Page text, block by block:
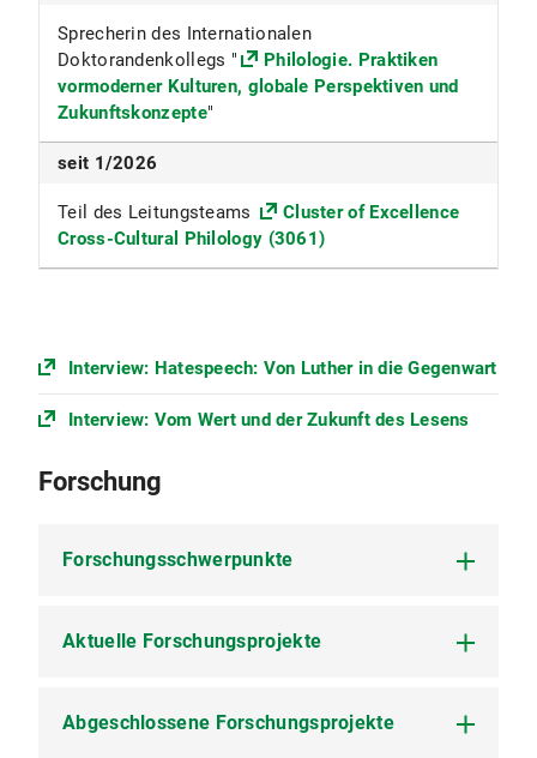
Sprecherin des Internationalen
Doktorandenkollegs "
Philologie. Praktiken
vormoderner Kulturen, globale Perspektiven und
Zukunftskonzepte"
seit 1/2026
Teil des Leitungsteams
Cluster of Excellence
Cross-Cultural Philology (3061)
Interview: Hatespeech: Von Luther in die Gegenwart
Interview: Vom Wert und der Zukunft des Lesens
Forschung
Forschungsschwerpunkte
Deutsche Literatur des Mittelalters und der
Literarische Ökonomien
Aktuelle Forschungsprojekte
"
Wachsamkeit und Achtsamkeit.
Abgeschlossene Forschungsprojekte